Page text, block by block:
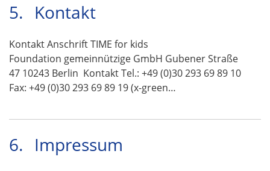
5. Kontakt
Kontakt Anschrift TIME for kids
Foundation gemeinnützige GmbH Gubener Straße
47 10243 Berlin Kontakt Tel.: +49 (0)30 293 69 89 10
Fax: +49 (0)30 293 69 89 19 (x-green…
6. Impressum